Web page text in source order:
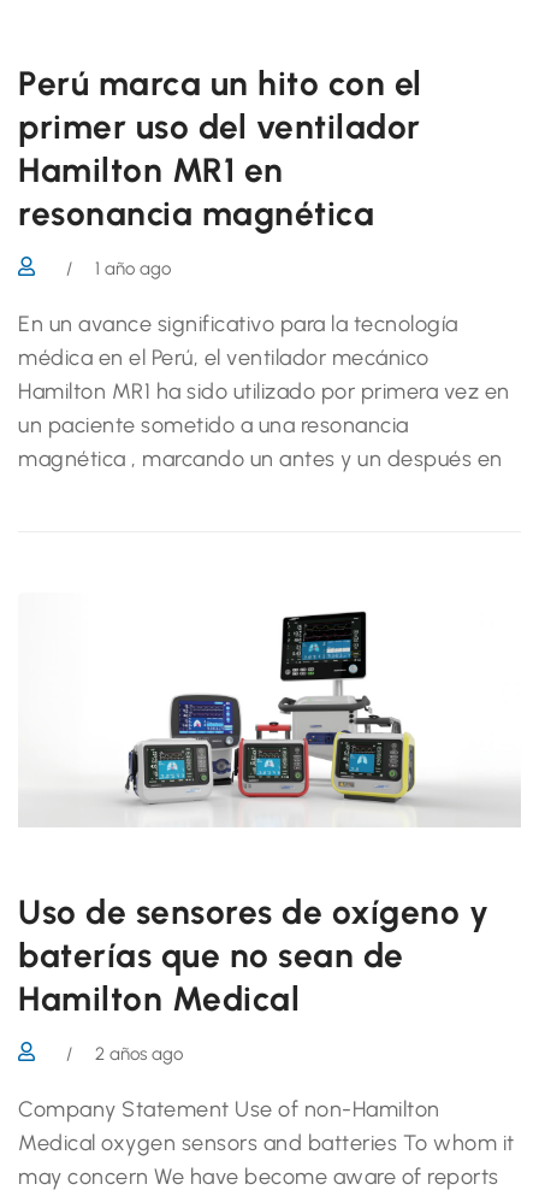
Perú marca un hito con el
primer uso del ventilador
Hamilton MR1 en
resonancia magnética
/ 1 año ago
En un avance significativo para la tecnología
médica en el Perú, el ventilador mecánico
Hamilton MR1 ha sido utilizado por primera vez en
un paciente sometido a una resonancia
magnética , marcando un antes y un después en
Uso de sensores de oxígeno y
baterías que no sean de
Hamilton Medical
/ 2 años ago
Company Statement Use of non-Hamilton
Medical oxygen sensors and batteries To whom it
may concern We have become aware of reports